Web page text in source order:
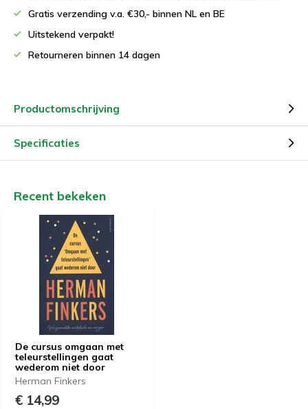
Gratis verzending v.a. €30,- binnen NL en BE
Uitstekend verpakt!
Retourneren binnen 14 dagen
Productomschrijving
Specificaties
Recent bekeken
De cursus omgaan met
teleurstellingen gaat
wederom niet door
Herman Finkers
€ 14,99